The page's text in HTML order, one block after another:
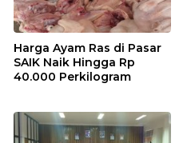
Harga Ayam Ras di Pasar
SAIK Naik Hingga Rp
40.000 Perkilogram